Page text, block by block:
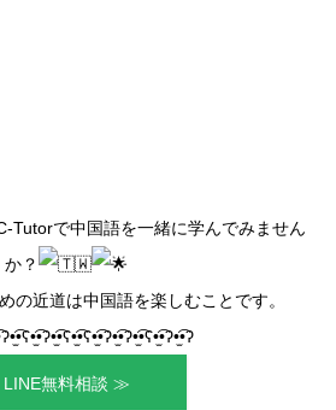
Tutorで中国語を一緒に学んでみません
か？
の近道は中国語を楽しむことです。
LINE無料相談 ≫